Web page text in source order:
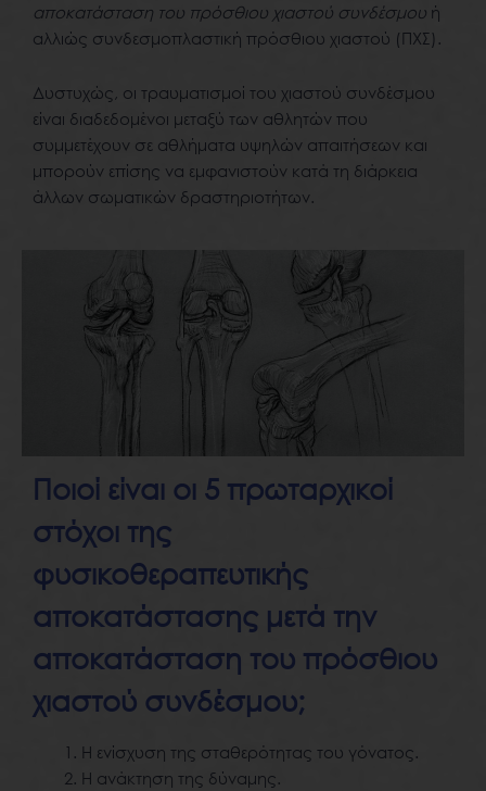
αποκατάσταση του πρόσθιου χιαστού συνδέσμου ή
αλλιώς συνδεσμοπλαστική πρόσθιου χιαστού (ΠΧΣ).
Δυστυχώς, οι τραυματισμοί του χιαστού συνδέσμου
είναι διαδεδομένοι μεταξύ των αθλητών που
συμμετέχουν σε αθλήματα υψηλών απαιτήσεων και
μπορούν επίσης να εμφανιστούν κατά τη διάρκεια
άλλων σωματικών δραστηριοτήτων.
Ποιοί είναι οι 5 πρωταρχικοί
στόχοι της
φυσικοθεραπευτικής
αποκατάστασης μετά την
αποκατάσταση του πρόσθιου
χιαστού συνδέσμου;
Η ενίσχυση της σταθερότητας του γόνατος.
Η ανάκτηση της δύναμης.